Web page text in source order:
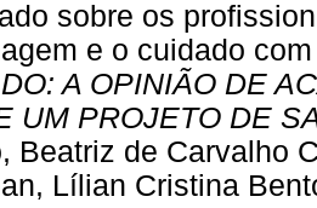
sobre os
e o cuidado
A OPINIÃO DE
UM PROJETO DE
Beatriz de Carvalho
Lílian Cristina